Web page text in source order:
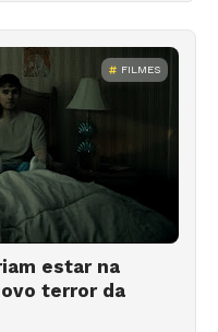
FILMES
estar na
terror da